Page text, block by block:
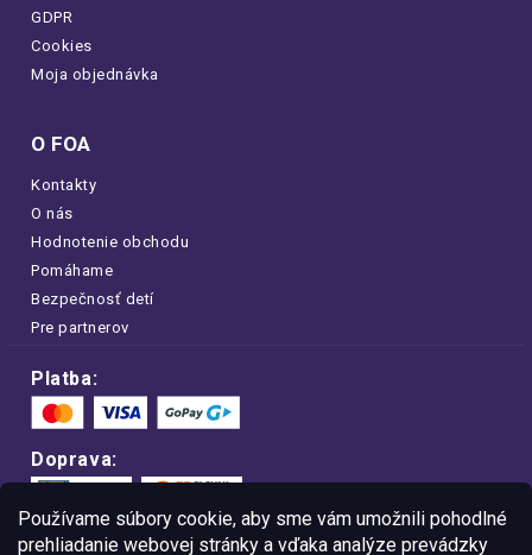
Používame súbory cookie, aby sme vám umožnili pohodlné
prehliadanie webovej stránky a vďaka analýze prevádzky
GDPR
Cookies
Moja objednávka
O FOA
Kontakty
O nás
Hodnotenie obchodu
Pomáhame
Bezpečnosť detí
Pre partnerov
Platba:
Doprava: